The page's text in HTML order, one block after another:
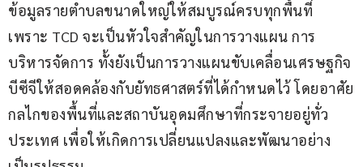
ข้อมูลรายตำบลขนาดใหญ่ให้สมบูรณ์ครบทุกพื้นที่
เพราะ TCD จะเป็นหัวใจสำคัญในการวางแผน การ
บริหารจัดการ ทั้งยังเป็นการวางแผนขับเคลื่อนเศรษฐกิจ
บีซีจีให้สอดคล้องกับยัทธศาสตร์ที่ได้กำหนดไว้ โดยอาศัย
กลไกของพื้นที่และสถาบันอุดมศึกษาที่กระจายอยู่ทั่ว
ประเทศ เพื่อให้เกิดการเปลี่ยนแปลงและพัฒนาอย่าง